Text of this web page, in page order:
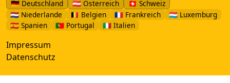
🇩🇪 Deutschland
🇦🇹 Österreich
🇨🇭 Schweiz
🇳🇱 Niederlande
🇧🇪 Belgien 🇫🇷 Frankreich
🇱🇺 Luxemburg
🇪🇸 Spanien
🇵🇹 Portugal 🇮🇹 Italien
Impressum
Datenschutz